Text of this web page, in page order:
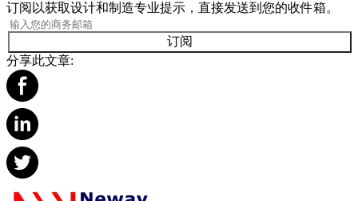
订阅以获取设计和制造专业提示，直接发送到您的收件箱。
订阅
分享此文章: